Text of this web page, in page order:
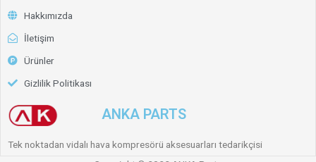
Hakkımızda
İletişim
Ürünler
Gizlilik Politikası
ANKA PARTS
Tek noktadan vidalı hava kompresörü aksesuarları tedarikçisi